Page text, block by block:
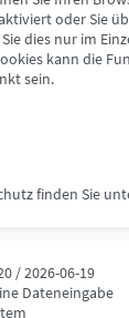
oder Sie
dies nur im
kann die
sein.
finden Sie
/ 2026-06-19
Dateneingabe